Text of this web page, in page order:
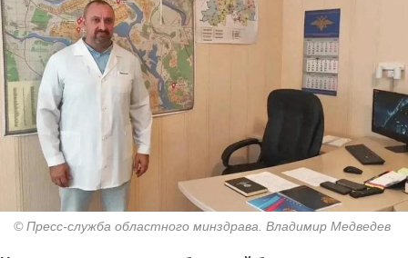
© Пресс-служба областного минздрава. Владимир Медведев